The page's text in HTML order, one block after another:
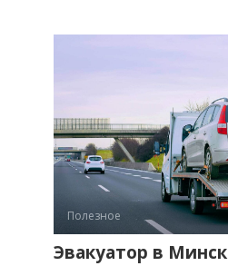
Полезное
Эвакуатор в